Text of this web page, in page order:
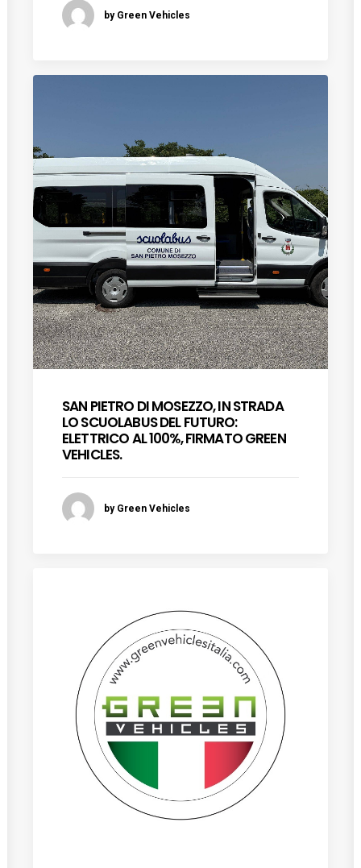
by Green Vehicles
SAN PIETRO DI MOSEZZO, IN STRADA
LO SCUOLABUS DEL FUTURO:
ELETTRICO AL 100%, FIRMATO GREEN
VEHICLES.
by Green Vehicles